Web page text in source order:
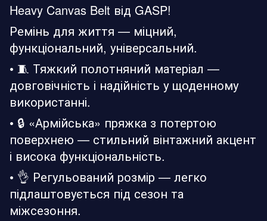
Heavy Canvas Belt від GASP!
Ремінь для життя — міцний,
функціональний, універсальний.
• 🧵 Тяжкий полотняний матеріал —
довговічність і надійність у щоденному
використанні.
• 🔒 «Армійська» пряжка з потертою
поверхнею — стильний вінтажний акцент
і висока функціональність.
• 👌 Регульований розмір — легко
підлаштовується під сезон та
міжсезоння.